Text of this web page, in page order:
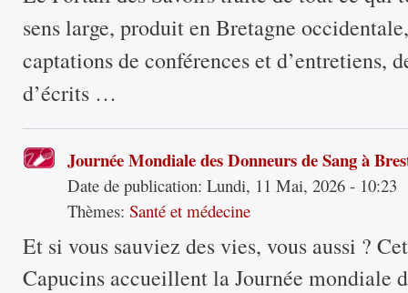
sens large, produit en Bretagne
captations de conférences et d’entretiens,
d’écrits …
Journée Mondiale des Donneurs de Sang à
Date de publication:Lundi, 11 Mai, 2026 - 10:23
Thèmes:Santé et médecine
Et si vous sauviez des vies, vous aussi ?
Capucins accueillent la Journée mondiale